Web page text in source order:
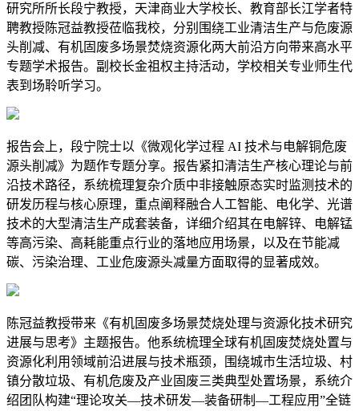
研究所所长段宁教授，天津商业大学校长、教育部长江学者特
聘教授陈冠益教授莅临我校，分别围绕工业清洁生产与危废源
头削减、有机固废多场景焚烧资源化两大前沿方向带来高水平
专题学术报告。副校长金祖权主持活动，学校相关专业师生代
表到场聆听学习。
报告会上，段宁院士以《微观化学过程 AI 技术与电解铜危废
源头削减》为题作专题分享。报告紧扣清洁生产核心理论与前
沿技术路径，系统梳理复杂介质中非接触原态实时监测技术的
研发历程与核心原理，重点阐释融合人工智能、电化学、光谱
技术的大型清洁生产成套装备，详细介绍其在电解锌、电解锰
等高污染、高耗能重点行业的落地应用场景，以及在节能减
碳、污染治理、工业危废源头减量方面取得的显著成效。
陈冠益教授带来《有机固废多场景焚烧处理与资源化技术研究
进展与思考》主题报告。他系统梳理全球有机固废焚烧处置与
资源化利用领域前沿进展与技术瓶颈，围绕城市生活垃圾、村
镇分散垃圾、有机危废及产业固废三类典型处置场景，系统介
绍团队构建“理论攻关—技术研发—装备研制—工程应用”全链